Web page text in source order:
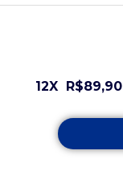
12X R$89,90